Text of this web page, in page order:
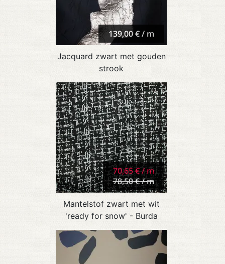
139,00 € / m
Jacquard zwart met gouden
strook
70,65 € / m
78,50 € / m
Mantelstof zwart met wit
'ready for snow' - Burda